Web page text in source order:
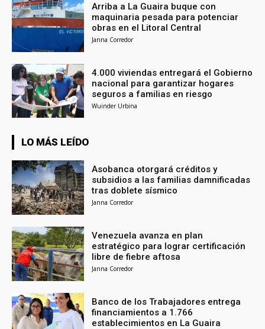
Arriba a La Guaira buque con
maquinaria pesada para potenciar
obras en el Litoral Central
Janna Corredor
4.000 viviendas entregará el Gobierno
nacional para garantizar hogares
seguros a familias en riesgo
Wuinder Urbina
LO MÁS LEÍDO
Asobanca otorgará créditos y
subsidios a las familias damnificadas
tras doblete sísmico
Janna Corredor
Venezuela avanza en plan
estratégico para lograr certificación
libre de fiebre aftosa
Janna Corredor
Banco de los Trabajadores entrega
financiamientos a 1.766
establecimientos en La Guaira